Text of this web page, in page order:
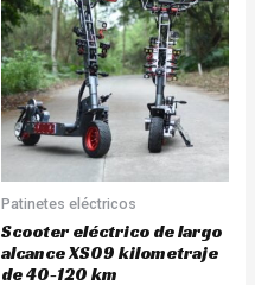
Patinetes eléctricos
Scooter eléctrico de largo
alcance XS09 kilometraje
de 40-120 km